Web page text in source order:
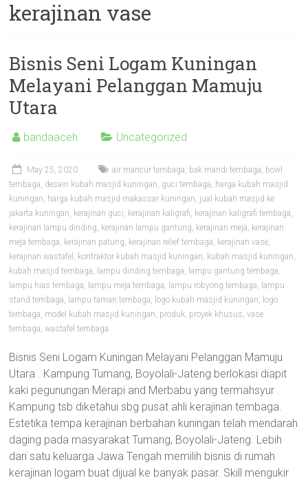
kerajinan vase
Bisnis Seni Logam Kuningan
Melayani Pelanggan Mamuju
Utara
bandaaceh Uncategorized
May 25, 2020 air mancur tembaga, bak mandi tembaga, bowl
tembaga, desain kubah masjid kuningan, guci tembaga, harga kubah masjid
kuningan, harga kubah masjid makassar kuningan, jual kubah masjid ke
jakarta kuningan, kerajinan guci, kerajinan kaligrafi, kerajinan kaligrafi tembaga,
kerajinan lampu dinding, kerajinan lampu gantung, kerajinan meja, kerajinan
meja tembaga, kerajinan patung, kerajinan relief tembaga, kerajinan vase,
kerajinan wastafel , kontraktor kubah masjid kuningan, kubah masjid kuningan,
kubah masjid tembaga, lampu dinding tembaga, lampu gantung tembaga,
lampu hias tembaga, lampu meja tembaga, lampu robyong tembaga, lampu
stand tembaga, lampu taman tembaga, logo kubah masjid kuningan, logo
tembaga, model kubah masjid kuningan, produk, proyek khusus,vase
tembaga,wastafel tembaga
Bisnis Seni Logam Kuningan Melayani Pelanggan Mamuju
Utara . Kampung Tumang, Boyolali-Jateng berlokasi diapit
kaki pegunungan Merapi and Merbabu yang termahsyur .
Kampung tsb diketahui sbg pusat ahli kerajinan tembaga.
Estetika tempa kerajinan berbahan kuningan telah mendarah
daging pada masyarakat Tumang, Boyolali-Jateng. Lebih
dari satu keluarga Jawa Tengah memilih bisnis di rumah
kerajinan logam buat dijual ke banyak pasar. Skill mengukir